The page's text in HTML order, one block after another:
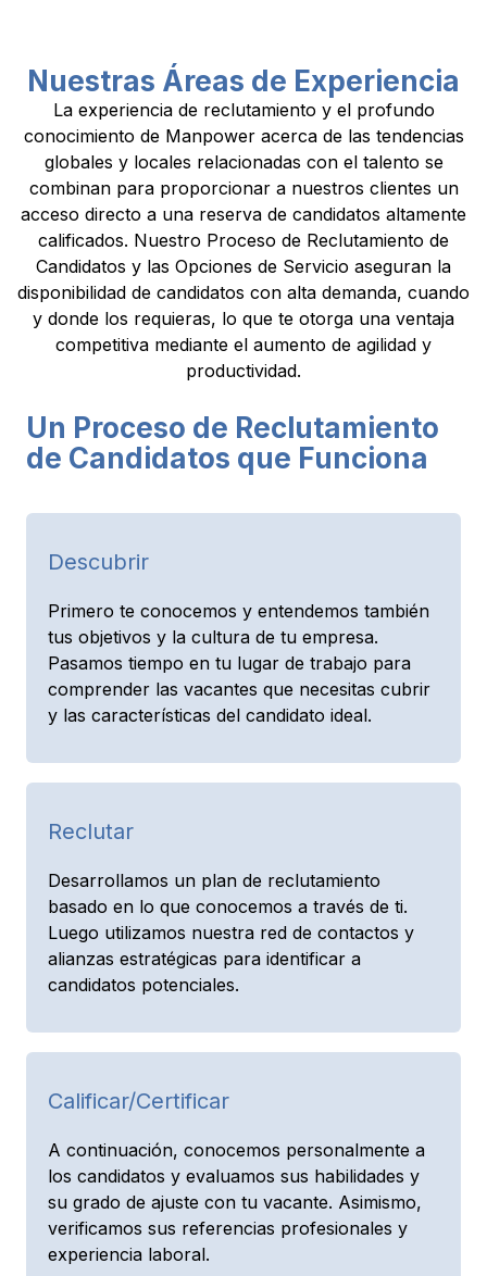
Nuestras Áreas de Experiencia
La experiencia de reclutamiento y el profundo
conocimiento de Manpower acerca de las tendencias
globales y locales relacionadas con el talento se
combinan para proporcionar a nuestros clientes un
acceso directo a una reserva de candidatos altamente
calificados. Nuestro Proceso de Reclutamiento de
Candidatos y las Opciones de Servicio aseguran la
disponibilidad de candidatos con alta demanda, cuando
y donde los requieras, lo que te otorga una ventaja
competitiva mediante el aumento de agilidad y
productividad.
Un Proceso de Reclutamiento
de Candidatos que Funciona
Descubrir
Primero te conocemos y entendemos también
tus objetivos y la cultura de tu empresa.
Pasamos tiempo en tu lugar de trabajo para
comprender las vacantes que necesitas cubrir
y las características del candidato ideal.
Reclutar
Desarrollamos un plan de reclutamiento
basado en lo que conocemos a través de ti.
Luego utilizamos nuestra red de contactos y
alianzas estratégicas para identificar a
candidatos potenciales.
Calificar/Certificar
A continuación, conocemos personalmente a
los candidatos y evaluamos sus habilidades y
su grado de ajuste con tu vacante. Asimismo,
verificamos sus referencias profesionales y
experiencia laboral.